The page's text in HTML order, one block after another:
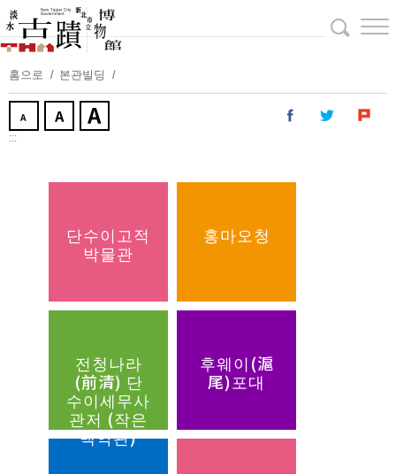
주
요
내
용
보
홈으로 본관빌딩
:::
단수이고적
박물관
홍마오청
전청나라
(前清) 단
수이세무사
관저 (작은
백악관)
후웨이(滬
尾)포대